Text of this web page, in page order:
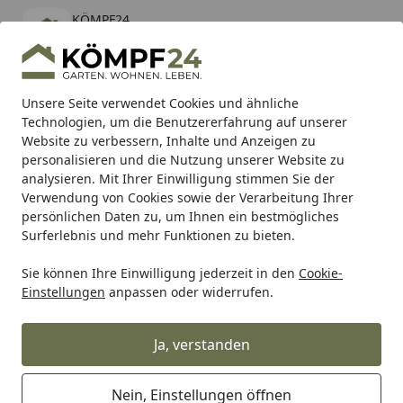
Unsere Seite verwendet Cookies und ähnliche
Technologien, um die Benutzererfahrung auf unserer
Website zu verbessern, Inhalte und Anzeigen zu
personalisieren und die Nutzung unserer Website zu
analysieren. Mit Ihrer Einwilligung stimmen Sie der
Verwendung von Cookies sowie der Verarbeitung Ihrer
persönlichen Daten zu, um Ihnen ein bestmögliches
Surferlebnis und mehr Funktionen zu bieten.
Sie können Ihre Einwilligung jederzeit in den Cookie-
Einstellungen anpassen oder widerrufen.
Ja, verstanden
Nein, Einstellungen öffnen
KÖMPF24
kostenlos - Im App Store
Hotline
Alle Produkte
Mein Konto
Suchen
Karibu Pools inkl. gratis Sandfilteranlage & Pool-
Starterset (Gesamtwert bis 468,99€)
Startseite
Silit Küchenschüssel Ø 16 cm
Silit Küchenschüssel Ø 16 cm